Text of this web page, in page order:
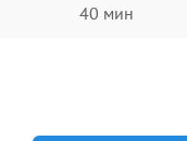
40 мин